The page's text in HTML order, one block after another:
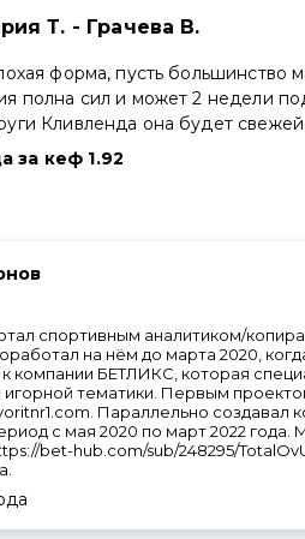
Т. - Грачева В.
форма, пусть большинство
полна сил и может 2 недели
Кливленда она будет свежей.
за кеф 1.92
спортивным аналитиком/
на нём до марта 2020,
к компании БЕТЛИКС, которая
тематики. Первым
Параллельно создавал
с мая 2020 по март 2022 года.
bet-hub.com/sub/248295/